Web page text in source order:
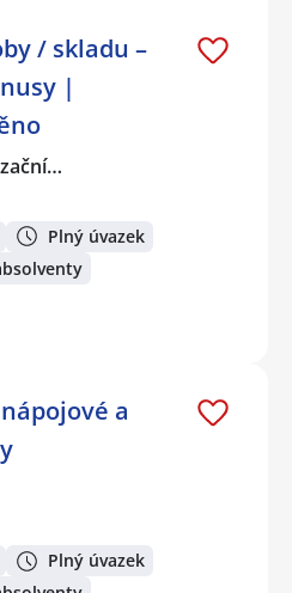
/ skladu –
|
Plný úvazek
a
Plný úvazek